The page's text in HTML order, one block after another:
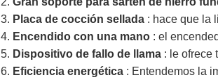
3. Placa de cocción sellada : hace que la
4. Encendido con una mano : el
5. Dispositivo de fallo de llama : le ofrece
6. Eficiencia energética : Entendemos la